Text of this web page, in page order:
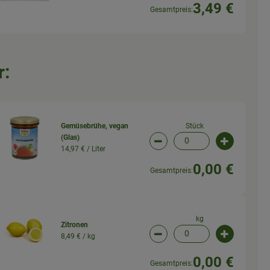
Gesamtpreis:3,49 €
ändern
Gemüsebrühe, vegan
(Glas)
14,97 € / Liter
Stück
Artikelanzahl verringern
Gesamtpreis:0,00 €
ändern
Zitronen
8,49 € / kg
kg
Artikelanzahl verringern
Gesamtpreis:0,00 €